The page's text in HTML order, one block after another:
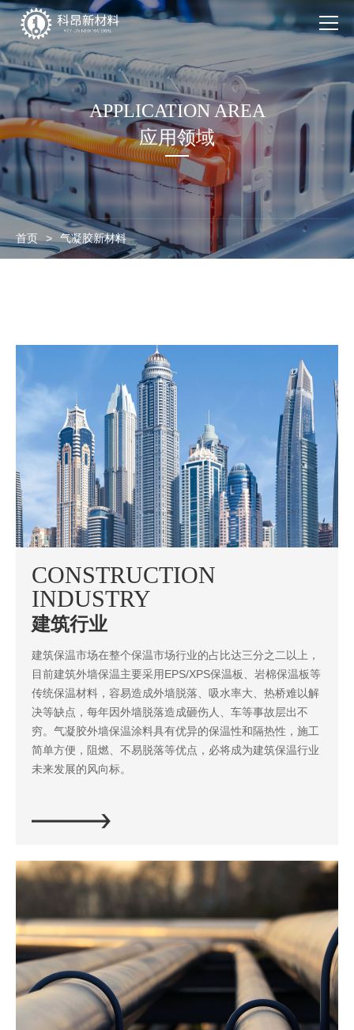
产品系列
应用领域
走进科昂
联系我们
APPLICATION AREA
应用领域
首页 > 气凝胶新材料
CONSTRUCTION
INDUSTRY
建筑行业
建筑保温市场在整个保温市场行业的占比达三分之二以上，
目前建筑外墙保温主要采用EPS/XPS保温板、岩棉保温板等
传统保温材料，容易造成外墙脱落、吸水率大、热桥难以解
决等缺点，每年因外墙脱落造成砸伤人、车等事故层出不
穷。气凝胶外墙保温涂料具有优异的保温性和隔热性，施工
简单方便，阻燃、不易脱落等优点，必将成为建筑保温行业
未来发展的风向标。